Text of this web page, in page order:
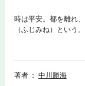
時は平安。都を離れ
（ふじみね）という
の上だが、心はいつ
を薄れさせるのに十
け出した藤峰は、怪
とが、恐ろしくも華
著者
中川勝海